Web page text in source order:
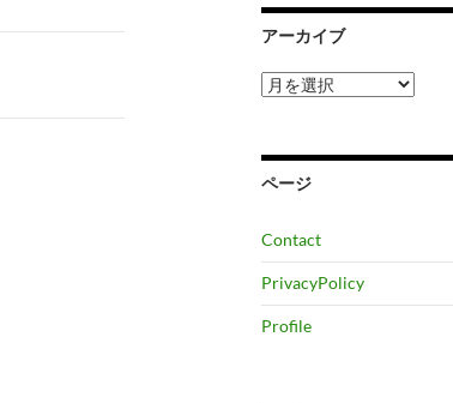
アーカイブ
ア
ー
ブ
ページ
Contact
PrivacyPolicy
Profile